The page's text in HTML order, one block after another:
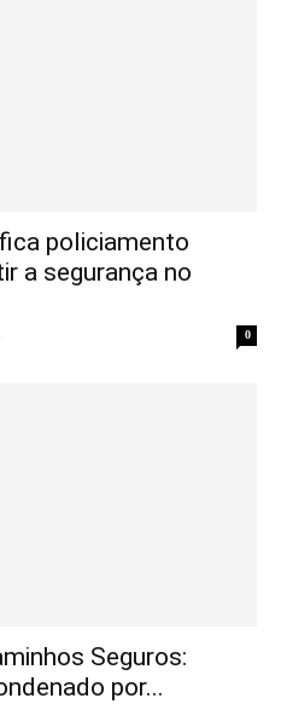
policiamento
a segurança no
0
Seguros:
por...